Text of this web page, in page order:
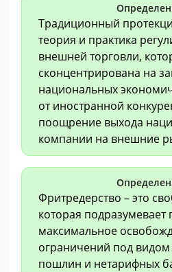
Традиционный
теория и практика
внешней торговли,
сконцентрирована на
национальных
от иностранной
поощрение выхода
компании на внешние
Фритредерство – это
которая подразумевает
максимальное
ограничений под
пошлин и нетарифных